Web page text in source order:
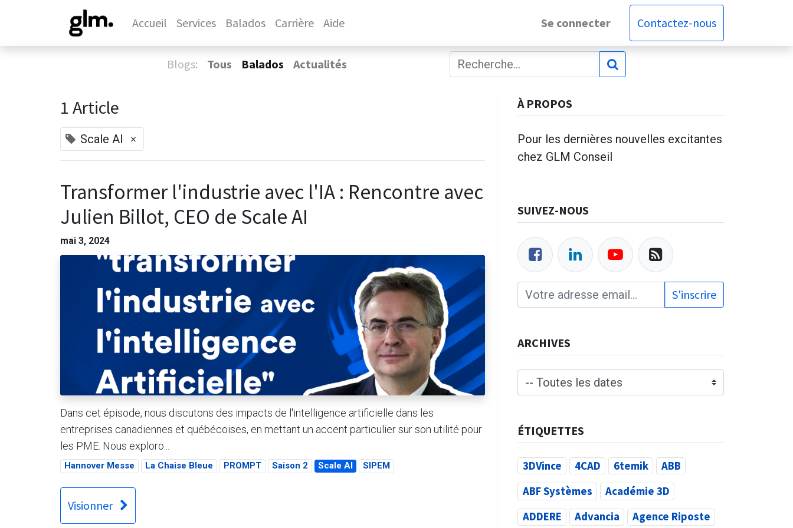
Accueil Services Balados Carrière Aide Se connecter Contactez-nous
Blogs: Tous Balados Actualités
1 Article
Scale AI ×
Transformer l'industrie avec l'IA : Rencontre avec
Julien Billot, CEO de Scale AI
mai 3, 2024
Dans cet épisode, nous discutons des impacts de l'intelligence artificielle dans les
entreprises canadiennes et québécoises, en mettant un accent particulier sur son utilité pour
les PME. Nous exploro...
Hannover Messe La Chaise Bleue PROMPT Saison 2 Scale AI SIPEM
Visionner
À PROPOS
Pour les dernières nouvelles excitantes
chez GLM Conseil
SUIVEZ-NOUS
S'inscrire
ARCHIVES
ÉTIQUETTES
3DVince 4CAD 6temik
ABB
ABF Systèmes
Académie 3D
ADDERE
Advancia Agence Riposte